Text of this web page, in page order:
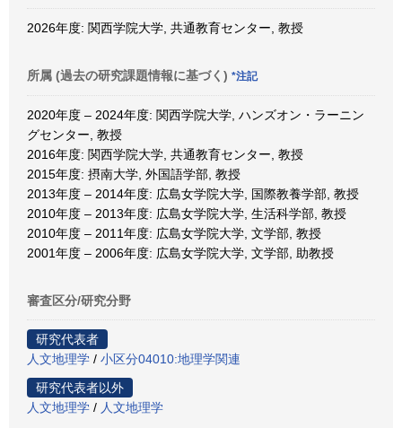
2026年度: 関西学院大学, 共通教育センター, 教授
所属 (過去の研究課題情報に基づく) *注記
2020年度 – 2024年度: 関西学院大学, ハンズオン・ラーニン
グセンター, 教授
2016年度: 関西学院大学, 共通教育センター, 教授
2015年度: 摂南大学, 外国語学部, 教授
2013年度 – 2014年度: 広島女学院大学, 国際教養学部, 教授
2010年度 – 2013年度: 広島女学院大学, 生活科学部, 教授
2010年度 – 2011年度: 広島女学院大学, 文学部, 教授
2001年度 – 2006年度: 広島女学院大学, 文学部, 助教授
審査区分/研究分野
研究代表者
人文地理学 / 小区分04010:地理学関連
研究代表者以外
人文地理学 / 人文地理学